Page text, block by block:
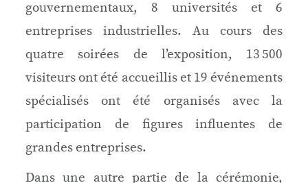
gouvernementaux, 8 universités et 6
entreprises industrielles. Au cours des
quatre soirées de l’exposition, 13 500
visiteurs ont été accueillis et 19 événements
spécialisés ont été organisés avec la
participation de figures influentes de
grandes entreprises.
Dans une autre partie de la cérémonie,